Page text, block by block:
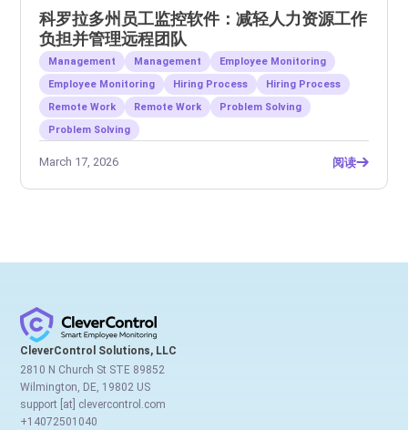
科罗拉多州员工监控软件：减轻人力资源工作
负担并管理远程团队
Management Management
Employee Monitoring
Employee Monitoring
Hiring Process
Hiring Process
Remote Work
Remote Work
Problem Solving
Problem Solving
March 17, 2026 阅读
CleverControl Solutions, LLC
2810 N Church St STE 89852
Wilmington, DE, 19802 US
support [at] clevercontrol.com
+14072501040